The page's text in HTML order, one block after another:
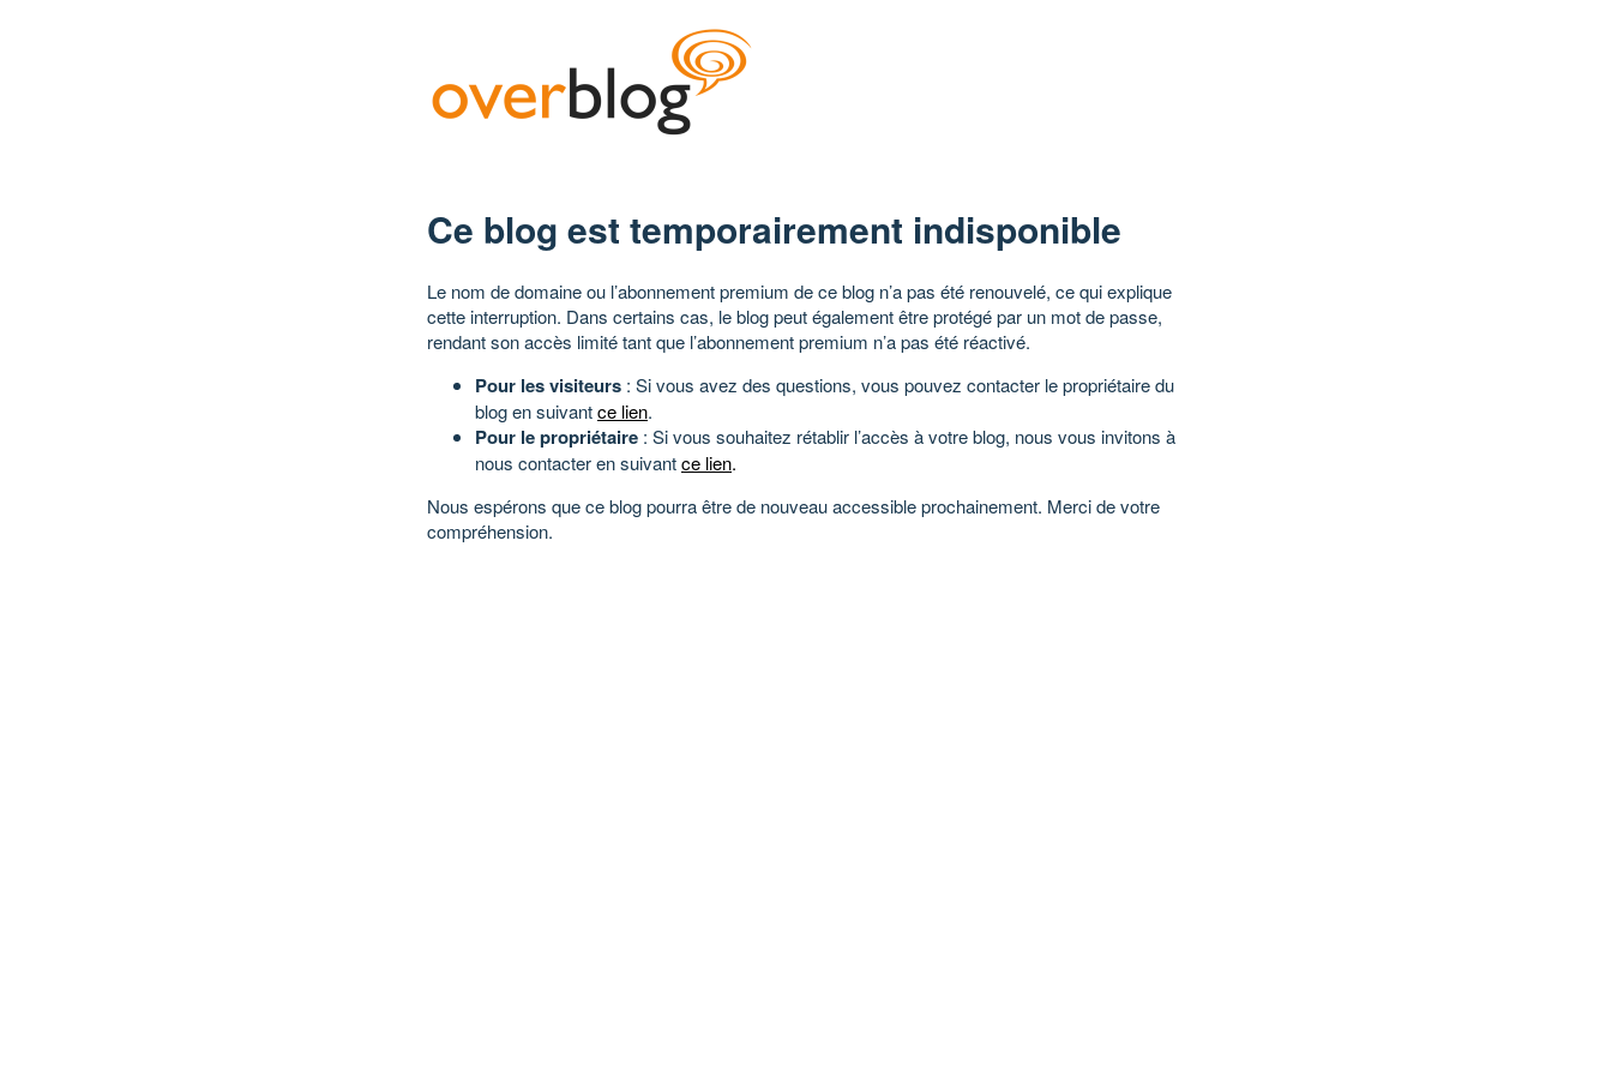
Ce blog est temporairement indisponible
Le nom de domaine ou l’abonnement premium de ce blog n’a pas été renouvelé, ce qui explique
cette interruption. Dans certains cas, le blog peut également être protégé par un mot de passe,
rendant son accès limité tant que l’abonnement premium n’a pas été réactivé.
Pour les visiteurs : Si vous avez des questions, vous pouvez contacter le propriétaire du
blog en suivantce lien.
Pour le propriétaire : Si vous souhaitez rétablir l’accès à votre blog, nous vous invitons à
nous contacter en suivantce lien.
Nous espérons que ce blog pourra être de nouveau accessible prochainement. Merci de votre
compréhension.